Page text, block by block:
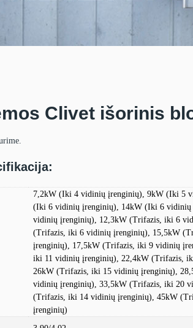
Clivet išorinis
7,2kW (Iki 4 vidinių įrenginių), 9kW (Iki 5
(Iki 6 vidinių įrenginių), 14kW (Iki 6
vidinių įrenginių), 12,3kW (Trifazis, iki 6
(Trifazis, iki 6 vidinių įrenginių), 15,5kW
įrenginių), 17,5kW (Trifazis, iki 9 vidinių
iki 11 vidinių įrenginių), 22,4kW (Trifazis,
26kW (Trifazis, iki 15 vidinių įrenginių),
vidinių įrenginių), 33,5kW (Trifazis, iki 20
(Trifazis, iki 14 vidinių įrenginių), 45kW
įrenginių)